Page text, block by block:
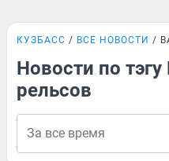
КУЗБАСС ВСЕ НОВОСТИ
Новости по
рельсов